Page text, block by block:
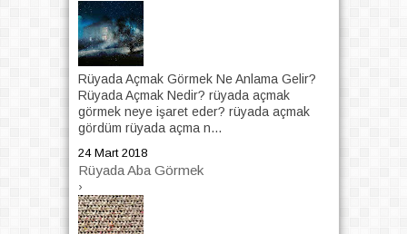
Rüyada Açmak Görmek Ne Anlama Gelir?
Rüyada Açmak Nedir? rüyada açmak
görmek neye işaret eder? rüyada açmak
gördüm rüyada açma n...
24 Mart 2018
Rüyada Aba Görmek
›